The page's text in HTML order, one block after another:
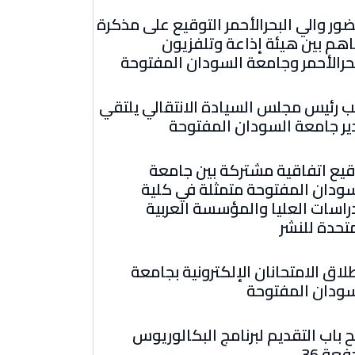
والي البحرالأحمر التوقيع على مذكرة
بين هيئة إذاعة وتلفزيون
وجامعة السودان المفتوحة
رئيس مجلس السيادة الانتقالي يلتقي
جامعة السودان المفتوحة
اتفاقية مشتركة بين جامعة
المفتوحة متمثلة في كلية
العليا والمؤسسة العربية
للنشر
الامتحانان الإلكترونية بجامعة
المفتوحة
باب التقديم لبرنامج البكالوريوس